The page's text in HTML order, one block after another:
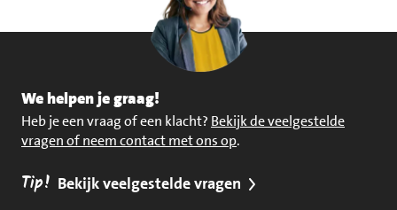
We helpen je graag!
Heb je een vraag of een klacht? Bekijk de veelgestelde
vragen of neem contact met ons op.
Tip! Bekijk veelgestelde vragen